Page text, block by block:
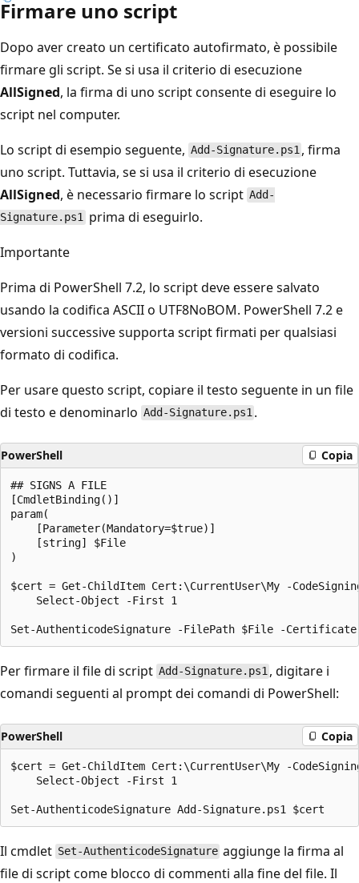
Firmare uno script
Dopo aver creato un certificato autofirmato, è possibile
firmare gli script. Se si usa il criterio di esecuzione
AllSigned, la firma di uno script consente di eseguire lo
script nel computer.
Lo script di esempio seguente, Add-Signature.ps1 , firma
uno script. Tuttavia, se si usa il criterio di esecuzione
AllSigned, è necessario firmare lo script Add-
Signature.ps1 prima di eseguirlo.
Importante
Prima di PowerShell 7.2, lo script deve essere salvato
usando la codifica ASCII o UTF8NoBOM. PowerShell 7.2 e
versioni successive supporta script firmati per qualsiasi
formato di codifica.
Per usare questo script, copiare il testo seguente in un file
di testo e denominarlo Add-Signature.ps1 .
PowerShell Copia
## SIGNS A FILE
[CmdletBinding()]
param(
    [Parameter(Mandatory=$true)]
    [string] $File
)
$cert = Get-ChildItem Cert:\CurrentUser\My -
    Select-Object -First 1
Per firmare il file di script Add-Signature.ps1 , digitare i
comandi seguenti al prompt dei comandi di PowerShell:
PowerShell Copia
$cert = Get-ChildItem Cert:\CurrentUser\My -
    Select-Object -First 1
Il cmdlet Set-AuthenticodeSignature aggiunge la firma al
file di script come blocco di commenti alla fine del file. Il